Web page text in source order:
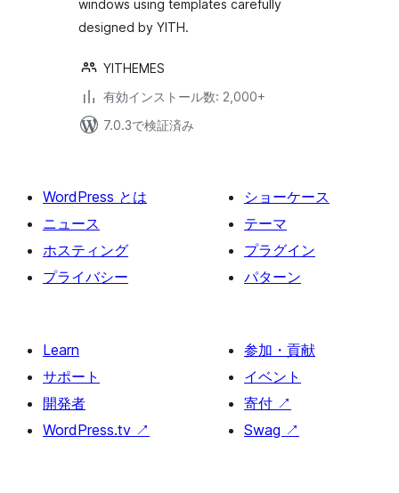
windows using templates carefully
designed by YITH.
YITHEMES
有効インストール数: 2,000+
7.0.3で検証済み
WordPress とは
ニュース
ホスティング
プライバシー
ショーケース
テーマ
プラグイン
パターン
Learn
サポート
開発者
WordPress.tv ↗
参加・貢献
イベント
寄付 ↗
Swag ↗